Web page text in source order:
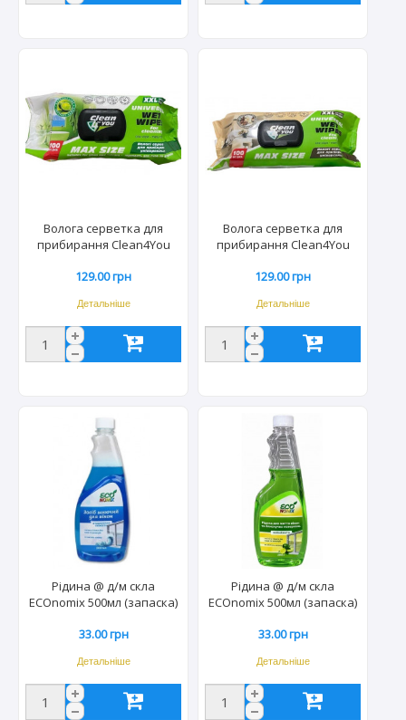
Волога серветка для
прибирання Clean4You
клапаном лайм (7уп/ящ)
129.00 грн
Детальніше
Волога серветка для
прибирання Clean4You
клапаном горіх (3уп/ящ)
129.00 грн
Детальніше
Рідина @ д/м скла
ECOnomix 500мл (запаска)
0467
33.00 грн
Детальніше
Рідина @ д/м скла
ECOnomix 500мл (запаска)
33.00 грн
Детальніше